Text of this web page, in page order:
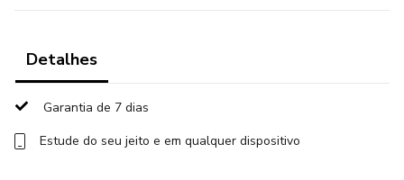
prática do dia a dia entre indústria e varejo. Você vai
aprender como:
rotina, sazonal, conveniência)
Detalhes
Garantia de 7 dias
Estude do seu jeito e em qualquer dispositivo